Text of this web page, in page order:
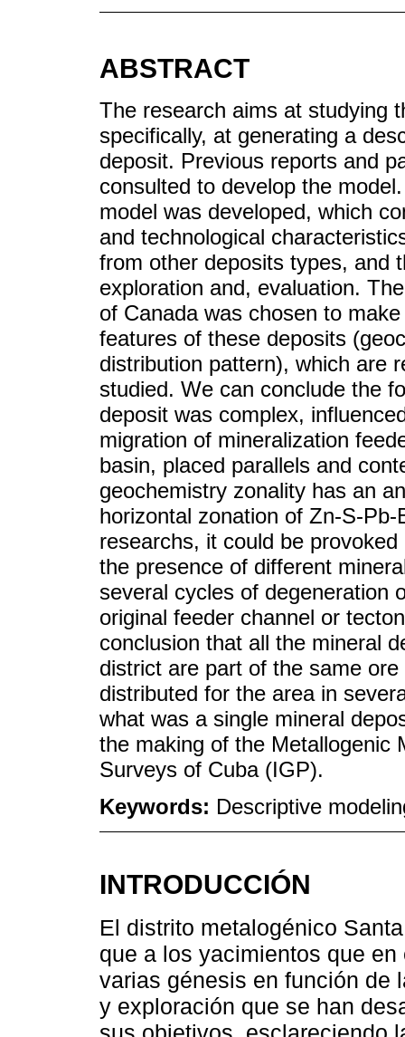
ABSTRACT
The research aims at studying
specifically, at generating a
deposit. Previous reports and
consulted to develop the
model was developed, which
and technological
from other deposits types, and
exploration and, evaluation.
of Canada was chosen to
features of these deposits
distribution pattern), which are
studied. We can conclude the
deposit was complex,
migration of mineralization
basin, placed parallels and
geochemistry zonality has an
horizontal zonation of Zn-S-
researchs, it could be
the presence of different
several cycles of degeneration
original feeder channel or
conclusion that all the mineral
district are part of the same
distributed for the area in
what was a single mineral
the making of the Metallogenic
Surveys of Cuba (IGP).
Keywords: Descriptive
INTRODUCCIÓN
El distrito metalogénico
que a los yacimientos que
varias génesis en función de
y exploración que se han